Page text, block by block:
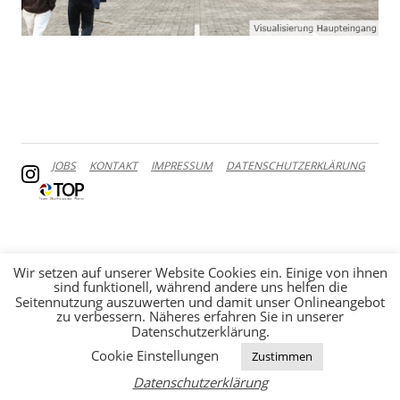
JOBS KONTAKT IMPRESSUM DATENSCHUTZERKLÄRUNG
Wir setzen auf unserer Website Cookies ein. Einige von ihnen
sind funktionell, während andere uns helfen die
Seitennutzung auszuwerten und damit unser Onlineangebot
zu verbessern. Näheres erfahren Sie in unserer
Datenschutzerklärung.
Cookie Einstellungen
Zustimmen
Datenschutzerklärung